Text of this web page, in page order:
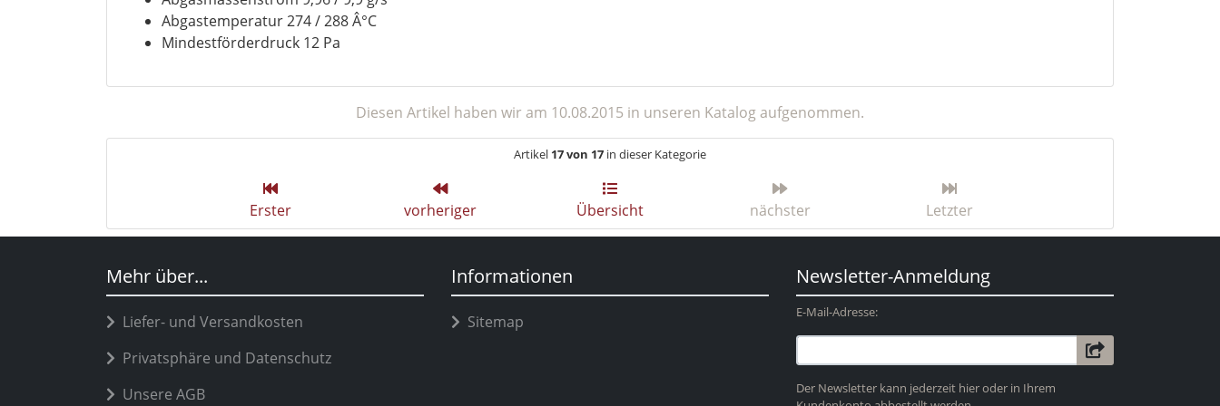
Abgastemperatur 274 / 288 Â°C
Mindestförderdruck 12 Pa
Diesen Artikel haben wir am 10.08.2015 in unseren Katalog aufgenommen.
Artikel 17 von 17 in dieser Kategorie
Erster vorheriger Übersicht nächster Letzter
Mehr über...
Liefer- und Versandkosten
Privatsphäre und Datenschutz
Unsere AGB
Informationen
Sitemap
Newsletter-Anmeldung
E-Mail-Adresse:
Der Newsletter kann jederzeit hier oder in Ihrem